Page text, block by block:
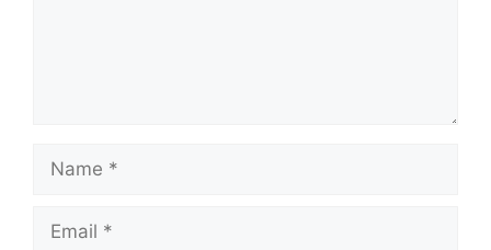
Name
Email